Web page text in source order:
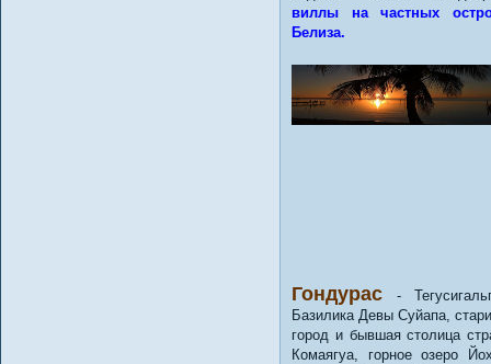
виллы на частных
Белиза.
Гондурас -
Базилика Девы Суйапа,
город и бывшая столица
Комаягуа, горное озеро